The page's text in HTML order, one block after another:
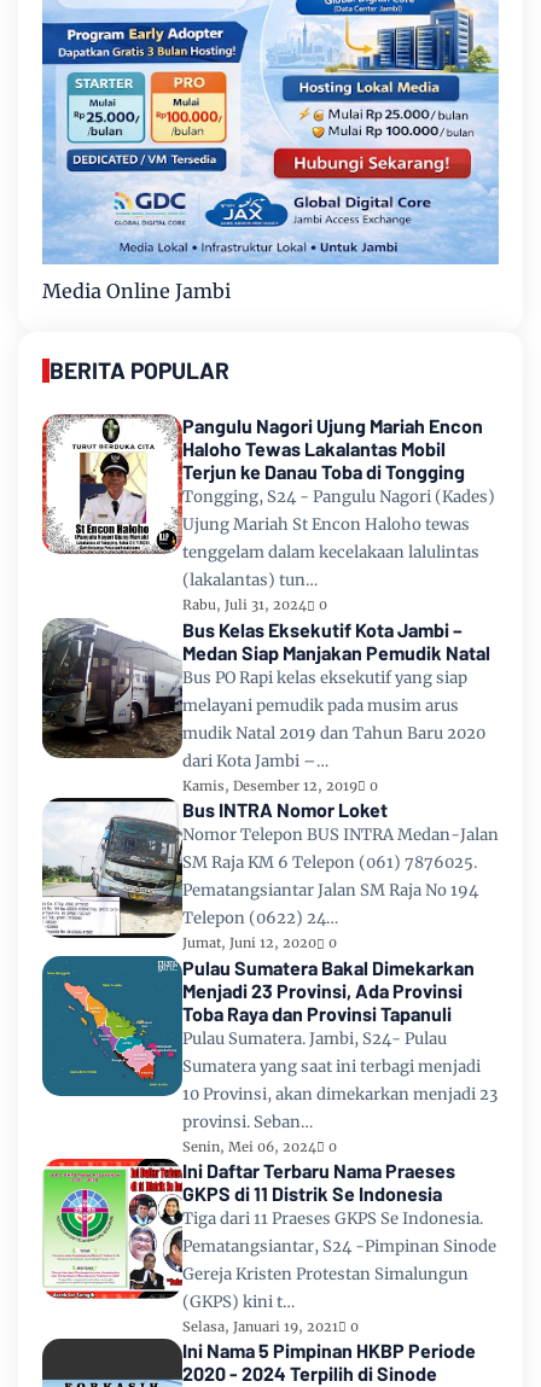
Media Online Jambi
BERITA POPULAR
Pangulu Nagori Ujung Mariah Encon
Haloho Tewas Lakalantas Mobil
Terjun ke Danau Toba di Tongging
Tongging, S24 - Pangulu Nagori (Kades)
Ujung Mariah St Encon Haloho tewas
tenggelam dalam kecelakaan lalulintas
(lakalantas) tun…
Rabu, Juli 31, 2024 0
Bus Kelas Eksekutif Kota Jambi –
Medan Siap Manjakan Pemudik Natal
Bus PO Rapi kelas eksekutif yang siap
melayani pemudik pada musim arus
mudik Natal 2019 dan Tahun Baru 2020
dari Kota Jambi –…
Kamis, Desember 12, 2019 0
Bus INTRA Nomor Loket
Nomor Telepon BUS INTRA Medan-Jalan
SM Raja KM 6 Telepon (061) 7876025.
Pematangsiantar Jalan SM Raja No 194
Telepon (0622) 24…
Jumat, Juni 12, 2020 0
Pulau Sumatera Bakal Dimekarkan
Menjadi 23 Provinsi, Ada Provinsi
Toba Raya dan Provinsi Tapanuli
Pulau Sumatera. Jambi, S24- Pulau
Sumatera yang saat ini terbagi menjadi
10 Provinsi, akan dimekarkan menjadi 23
provinsi. Seban…
Senin, Mei 06, 2024 0
Ini Daftar Terbaru Nama Praeses
GKPS di 11 Distrik Se Indonesia
Tiga dari 11 Praeses GKPS Se Indonesia.
Pematangsiantar, S24 -Pimpinan Sinode
Gereja Kristen Protestan Simalungun
(GKPS) kini t…
Selasa, Januari 19, 2021 0
Ini Nama 5 Pimpinan HKBP Periode
2020 - 2024 Terpilih di Sinode